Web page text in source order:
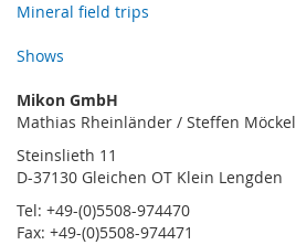
Mineral field trips
Shows
Mikon GmbH
Mathias Rheinländer / Steffen Möckel
Steinslieth 11
D-37130 Gleichen OT Klein Lengden
Tel: +49-(0)5508-974470
Fax: +49-(0)5508-974471